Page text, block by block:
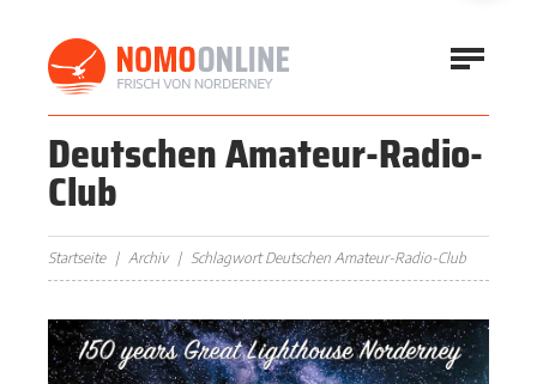
Deutschen Amateur-Radio-
Club
Startseite Archiv Schlagwort Deutschen Amateur-Radio-Club